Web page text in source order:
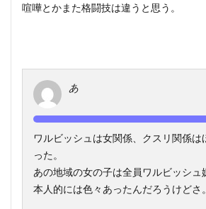
喧嘩とかまた格闘技は違うと思う。
あ
ワルビッシュは女関係、クスリ関係は
った。
あの地域の女の子は全員ワルビッシュ
本人的には色々あったんだろうけどさ。